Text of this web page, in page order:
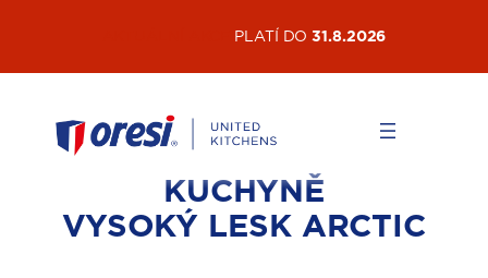
PLATÍ DO31.8.2026
KUCHYNĚ
VYSOKÝ LESK ARCTIC